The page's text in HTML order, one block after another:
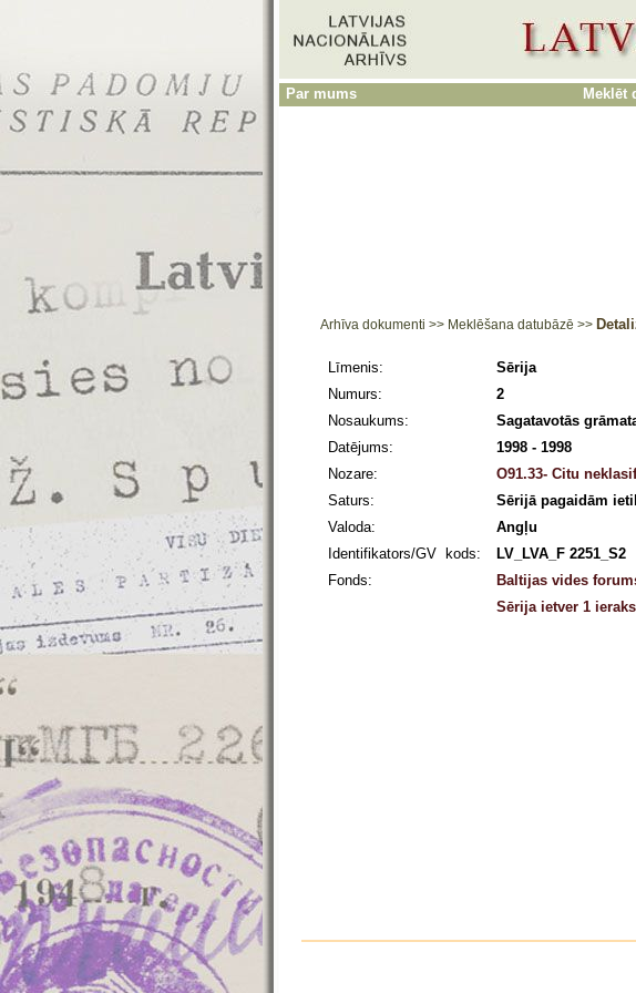
Par mums Meklēt
Arhīva dokumenti >> Meklēšana datubāzē >>
Līmenis:
Sērija
Numurs:
2
Nosaukums:
Sagatavotās
Datējums:
1998 - 1998
Nozare:
O91.33- Citu
Saturs:
Sērijā pagaidām
Valoda:
Angļu
Identifikators/GV kods:
LV_LVA_F 2251_S2
Fonds:
Baltijas vides
Sērija ietver 1